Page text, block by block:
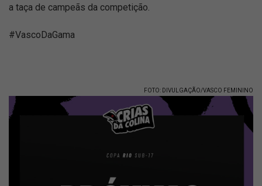
a taça de campeãs da competição.
#VascoDaGama
FOTO: DIVULGAÇÃO/VASCO FEMININO